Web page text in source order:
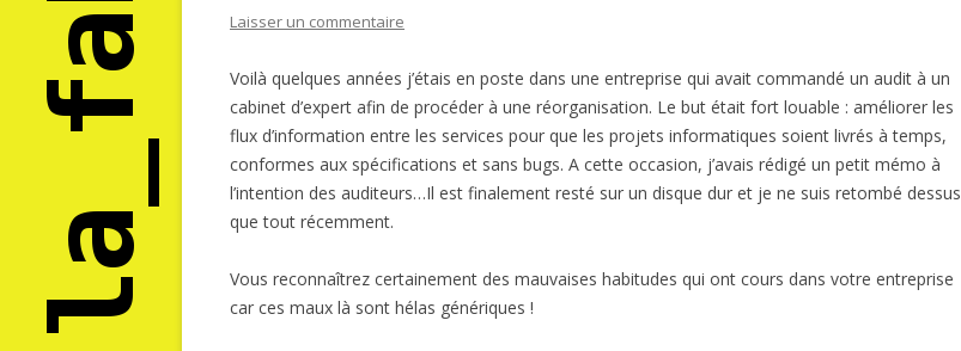
Laisser un commentaire
Voilà quelques années j’étais en poste dans une entreprise qui avait commandé un audit à un
cabinet d’expert afin de procéder à une réorganisation. Le but était fort louable : améliorer les
flux d’information entre les services pour que les projets informatiques soient livrés à temps,
conformes aux spécifications et sans bugs. A cette occasion, j’avais rédigé un petit mémo à
l’intention des auditeurs…Il est finalement resté sur un disque dur et je ne suis retombé dessus
que tout récemment.
Vous reconnaîtrez certainement des mauvaises habitudes qui ont cours dans votre entreprise
car ces maux là sont hélas génériques !